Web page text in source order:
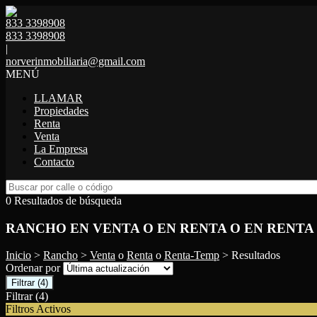
833 3398908
833 3398908
|
norverinmobiliaria@gmail.com
MENÚ
LLAMAR
Propiedades
Renta
Venta
La Empresa
Contacto
0 Resultados de búsqueda
RANCHO EN VENTA O EN RENTA O EN
Inicio > Rancho > Venta o Renta o Renta-Temp > Resultados
Ordenar por
Filtrar (4)
Filtrar (4)
Filtros Activos